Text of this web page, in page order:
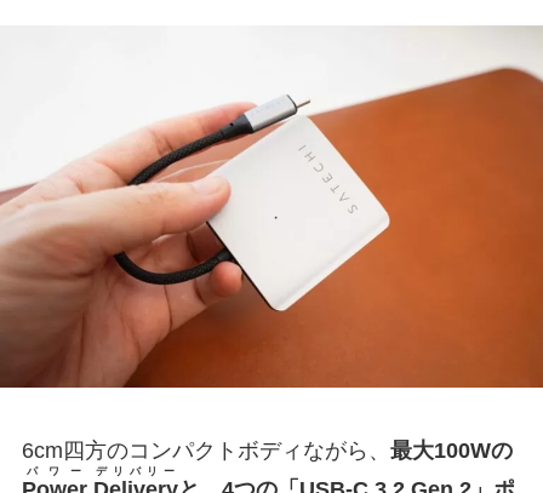
6cm四方のコンパクトボディながら、 最大100Wの
パワー デリバリー